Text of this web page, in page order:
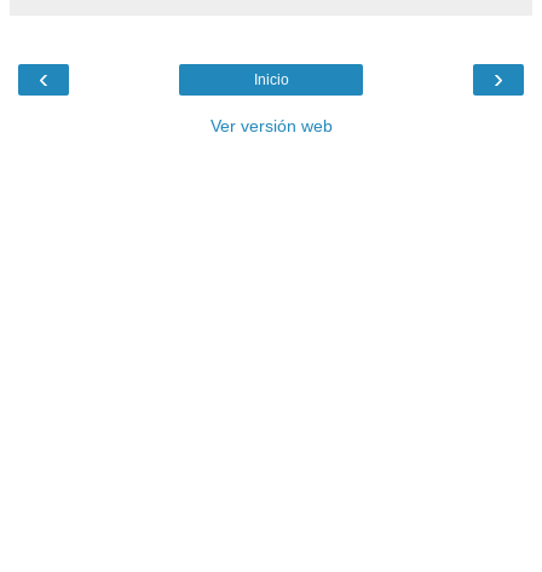
‹ ›
Inicio
Ver versión web